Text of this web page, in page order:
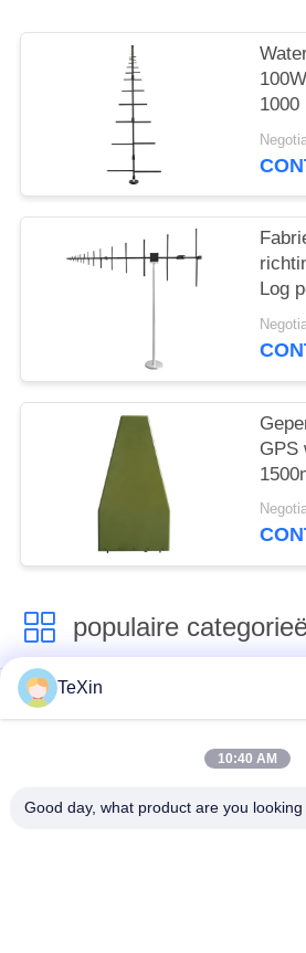
1000
Log
voor
GPS
log
voor
populaire
Signal Jammer-
module
TeXin
10:40 AM
Good day, what product are you